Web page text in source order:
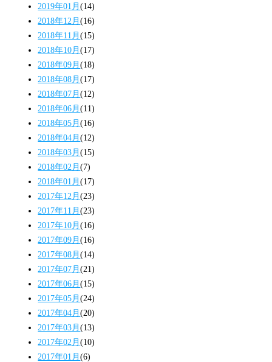
2019年01月(14)
2018年12月(16)
2018年11月(15)
2018年10月(17)
2018年09月(18)
2018年08月(17)
2018年07月(12)
2018年06月(11)
2018年05月(16)
2018年04月(12)
2018年03月(15)
2018年02月(7)
2018年01月(17)
2017年12月(23)
2017年11月(23)
2017年10月(16)
2017年09月(16)
2017年08月(14)
2017年07月(21)
2017年06月(15)
2017年05月(24)
2017年04月(20)
2017年03月(13)
2017年02月(10)
2017年01月(6)